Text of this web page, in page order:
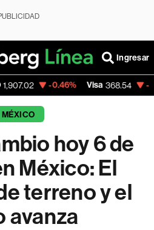
Ingresar
-0.46% Visa 368.54 -0.28%
MÉXICO
hoy 6 de
México: El
terreno y el
avanza